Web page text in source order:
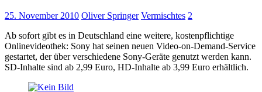
25. November 2010 Oliver Springer Vermischtes 2
Ab sofort gibt es in Deutschland eine weitere, kostenpflichtige
Onlinevideothek: Sony hat seinen neuen Video-on-Demand-Service
gestartet, der über verschiedene Sony-Geräte genutzt werden kann.
SD-Inhalte sind ab 2,99 Euro, HD-Inhalte ab 3,99 Euro erhältlich.